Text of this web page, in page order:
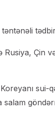
Çin
sui-